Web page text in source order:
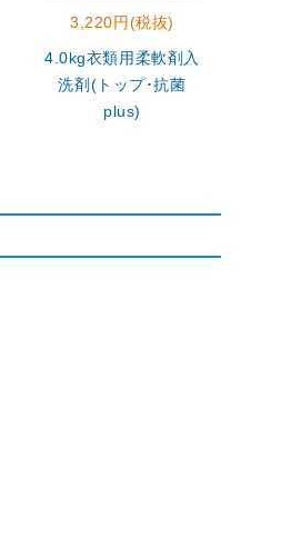
3,220円(税抜)
4.0kg衣類用柔軟剤入
洗剤(トップ･抗菌
plus)